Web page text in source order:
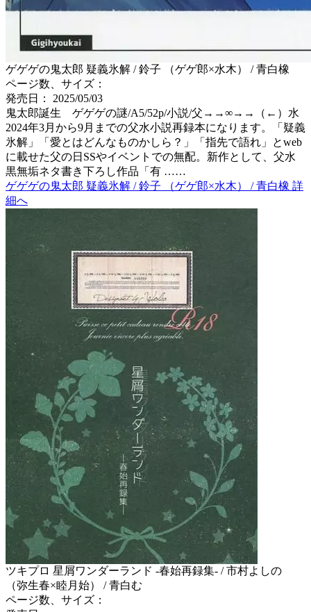
ゲゲゲの鬼太郎 疑義氷解 / 鈴子 （ゲゲ郎×水木） / 青白橡
ページ数、サイズ：
発売日： 2025/05/03
鬼太郎誕生 ゲゲゲの謎/A5/52p/小説/父→→∞→→（←）水
2024年3月から9月までの父水小説再録本になります。「疑義
氷解」「愛とはどんなものかしら？」「指先で語れ」とweb
に載せた父の日SSやイベントでの無配。新作として、父水
黒無垢ネタ書き下ろし作品「有 ……
ゲゲゲの鬼太郎 疑義氷解 / 鈴子 （ゲゲ郎×水木） / 青白橡 詳
細へ
ツキプロ 星屑ワンダーランド -春始再録集- / 市村よしの
（弥生春×睦月始） / 青白む
ページ数、サイズ：